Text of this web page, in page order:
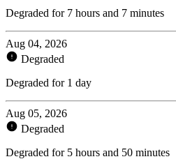
Degraded for 7 hours and 7 minutes
Aug 04, 2026
Degraded
Degraded for 1 day
Aug 05, 2026
Degraded
Degraded for 5 hours and 50 minutes